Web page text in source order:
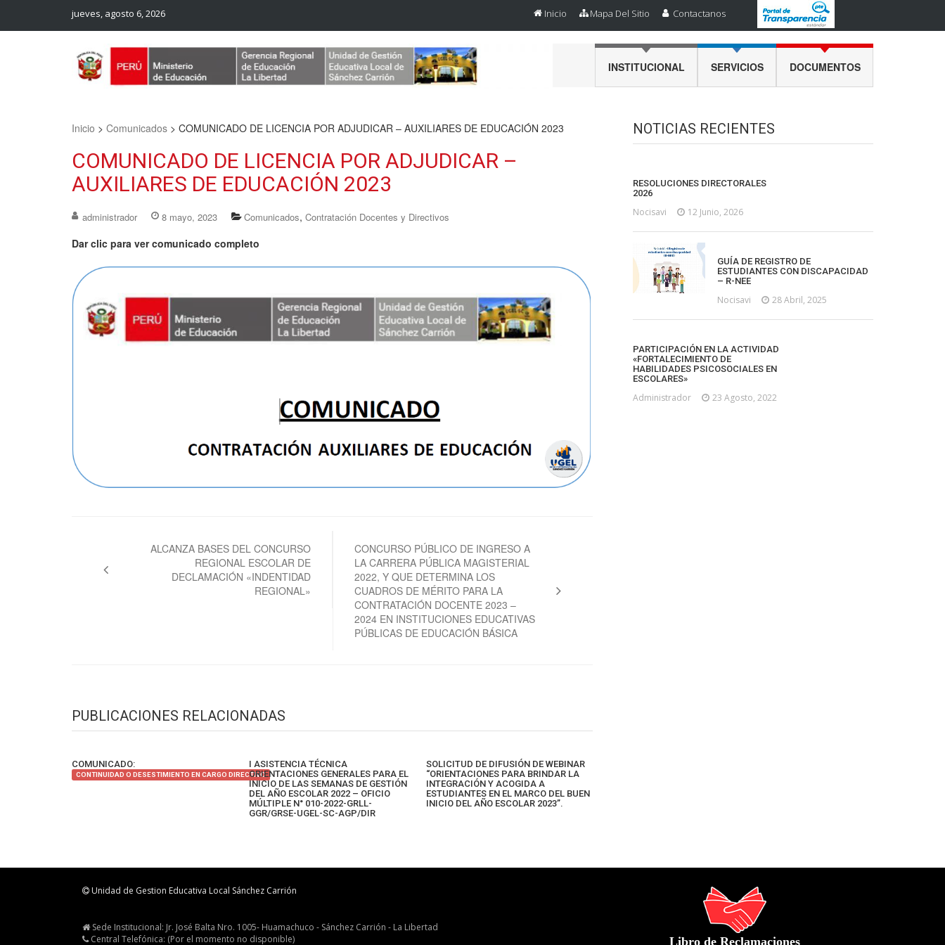
jueves, agosto 6, 2026 Inicio Mapa Del Sitio Contactanos
INSTITUCIONAL SERVICIOS DOCUMENTOS
Inicio > Comunicados > COMUNICADO DE LICENCIA POR ADJUDICAR – AUXILIARES DE EDUCACIÓN 2023
COMUNICADO DE LICENCIA POR ADJUDICAR –
AUXILIARES DE EDUCACIÓN 2023
administrador 8 mayo, 2023 Comunicados, Contratación Docentes y Directivos
Dar clic para ver comunicado completo
entradas
ALCANZA BASES DEL CONCURSO
REGIONAL ESCOLAR DE
DECLAMACIÓN «INDENTIDAD
REGIONAL»
CONCURSO PÚBLICO DE INGRESO A
LA CARRERA PÚBLICA MAGISTERIAL
2022, Y QUE DETERMINA LOS
CUADROS DE MÉRITO PARA LA
CONTRATACIÓN DOCENTE 2023 –
2024 EN INSTITUCIONES EDUCATIVAS
PÚBLICAS DE EDUCACIÓN BÁSICA
PUBLICACIONES RELACIONADAS
COMUNICADO:
CONTINUIDAD O DESESTIMIENTO EN CARGO DIRECTIVO
I ASISTENCIA TÉCNICA
ORIENTACIONES GENERALES PARA EL
INICIO DE LAS SEMANAS DE GESTIÓN
DEL AÑO ESCOLAR 2022 – OFICIO
MÚLTIPLE N° 010-2022-GRLL-
GGR/GRSE-UGEL-SC-AGP/DIR
SOLICITUD DE DIFUSIÓN DE WEBINAR
“ORIENTACIONES PARA BRINDAR LA
INTEGRACIÓN Y ACOGIDA A
ESTUDIANTES EN EL MARCO DEL BUEN
INICIO DEL AÑO ESCOLAR 2023”.
NOTICIAS RECIENTES
RESOLUCIONES DIRECTORALES
2026
Nocisavi 12 Junio, 2026
GUÍA DE REGISTRO DE
ESTUDIANTES CON DISCAPACIDAD
– R-NEE
Nocisavi 28 Abril, 2025
PARTICIPACIÓN EN LA ACTIVIDAD
«FORTALECIMIENTO DE
HABILIDADES PSICOSOCIALES EN
ESCOLARES»
Administrador 23 Agosto, 2022
Unidad de Gestion Educativa Local Sánchez Carrión
Sede Institucional: Jr. José Balta Nro. 1005- Huamachuco - Sánchez Carrión - La Libertad
Central Telefónica: (Por el momento no disponible)
Libro de Reclamaciones